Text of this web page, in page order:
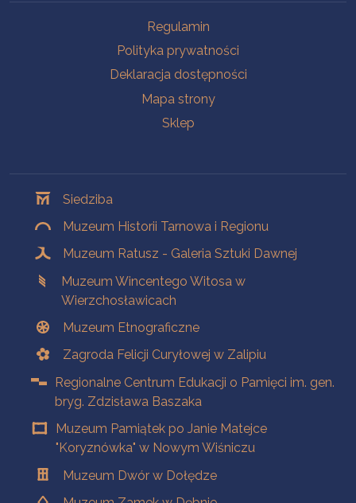
Regulamin
Polityka prywatności
Deklaracja dostępności
Mapa strony
Sklep
Siedziba
Muzeum Historii Tarnowa i Regionu
Muzeum Ratusz - Galeria Sztuki Dawnej
Muzeum Wincentego Witosa w
Wierzchosławicach
Muzeum Etnograficzne
Zagroda Felicji Curyłowej w Zalipiu
Regionalne Centrum Edukacji o Pamięci im. gen.
bryg. Zdzisława Baszaka
Muzeum Pamiątek po Janie Matejce
"Koryznówka" w Nowym Wiśniczu
Muzeum Dwór w Dołędze